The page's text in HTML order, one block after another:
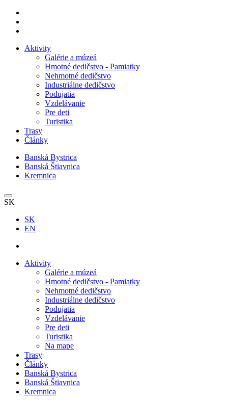
Aktivity
Galérie a múzeá
Hmotné dedičstvo - Pamiatky
Nehmotné dedičstvo
Industriálne dedičstvo
Podujatia
Vzdelávanie
Pre deti
Turistika
Trasy
Články
Banská Bystrica
Banská Štiavnica
Kremnica
SK
SK
EN
Aktivity
Galérie a múzeá
Hmotné dedičstvo - Pamiatky
Nehmotné dedičstvo
Industriálne dedičstvo
Podujatia
Vzdelávanie
Pre deti
Turistika
Na mape
Trasy
Články
Banská Bystrica
Banská Štiavnica
Kremnica